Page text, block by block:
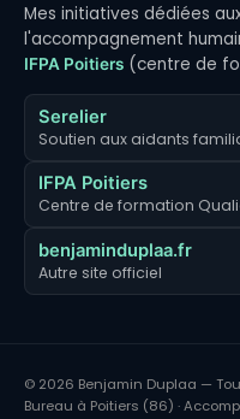
Mes initiatives dédiées
l'accompagnement
IFPA Poitiers (centre de
Serelier
Soutien aux aidants
IFPA Poitiers
Centre de formation
benjaminduplaa.fr
Autre site officiel
© 2026 Benjamin Duplaa —
Bureau à Poitiers (86) ·